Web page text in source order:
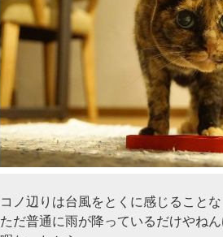
コノ辺りは台風をとくに感じることな
ただ普通に雨が降っているだけやね